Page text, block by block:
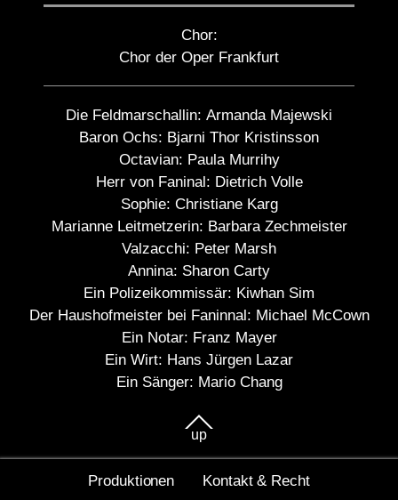
Chor:
Chor der Oper Frankfurt
Die Feldmarschallin: Armanda Majewski
Baron Ochs: Bjarni Thor Kristinsson
Octavian: Paula Murrihy
Herr von Faninal: Dietrich Volle
Sophie: Christiane Karg
Marianne Leitmetzerin: Barbara Zechmeister
Valzacchi: Peter Marsh
Annina: Sharon Carty
Ein Polizeikommissär: Kiwhan Sim
Der Haushofmeister bei Faninnal: Michael McCown
Ein Notar: Franz Mayer
Ein Wirt: Hans Jürgen Lazar
Ein Sänger: Mario Chang
up
Produktionen Kontakt & Recht